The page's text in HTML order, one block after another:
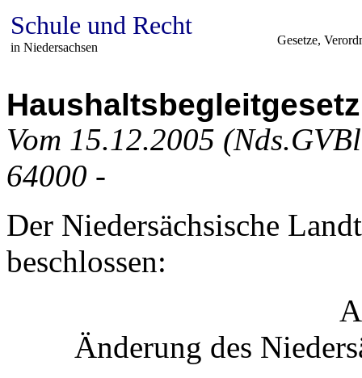
Schule und Recht
in Niedersachsen
Gesetze,
Vom 15.12.2005
64000 -
Der Niedersächsische
beschlossen:
Änderung des